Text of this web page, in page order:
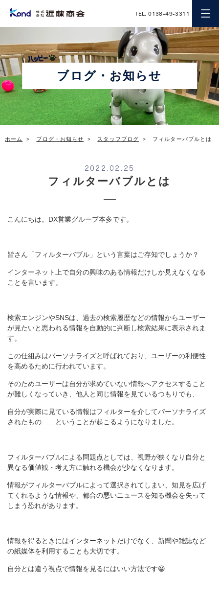
近藤商会
TEL. 0138-49-3311
ブログ・お知らせ
ホーム ブログ・お知らせ スタッフブログ フィルターバブルとは
2022.02.25
フィルターバブルとは
こんにちは。DX営業グループ本多です。
皆さん「フィルターバブル」という言葉はご存知でしょうか？
インターネット上で自分の興味のある情報だけしか見えなくなる
ことを言います。
検索エンジンやSNSは、過去の検索履歴などの情報からユーザー
が見たいと思われる情報を自動的に判断し検索結果に表示されま
す。
この仕組みはパーソナライズと呼ばれており、ユーザーの利便性
を高めるために行われています。
そのためユーザーは自分が求めていない情報へアクセスすること
が難しくなっていき、他人と同じ情報を見ているつもりでも、
自分が実際に見ている情報はフィルターを介してパーソナライズ
されたもの……ということが起こるようになりました。
フィルターバブルによる問題点としては、視野が狭くなり自分と
異なる価値観・考え方に触れる機会が少なくなります。
情報がフィルターバブルによって選択されてしまい、知見を広げ
てくれるような情報や、都合の悪いニュースを知る機会を失って
しまう恐れがあります。
情報を得るときにはインターネットだけでなく、新聞や雑誌など
の紙媒体を利用することも大切です。
自分とは違う視点で情報を見るにはいい方法です😀